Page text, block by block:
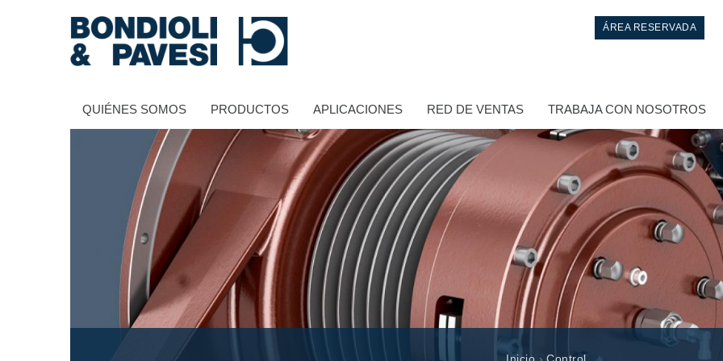
ÁREA RESERVADA
QUIÉNES SOMOS PRODUCTOS APLICACIONES RED DE VENTAS TRABAJA CON NOSOTROS
Transmisión de potencia
Transmisiones a cardan
Cajas de engranajes estándares
Control
Bloques hidráulicos integrados